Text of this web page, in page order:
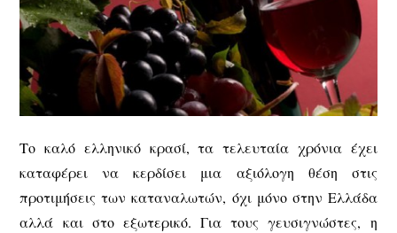
Το καλό ελληνικό κρασί, τα τελευταία χρόνια έχει
καταφέρει να κερδίσει μια αξιόλογη θέση στις
προτιμήσεις των καταναλωτών, όχι μόνο στην Ελλάδα
αλλά και στο εξωτερικό. Για τους γευσιγνώστες, η